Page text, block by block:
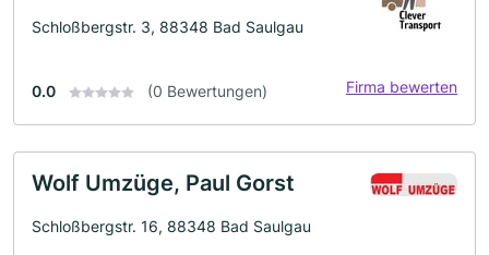
Schloßbergstr. 3, 88348 Bad Saulgau
0.0 (0 Bewertungen) Firma bewerten
Wolf Umzüge, Paul Gorst
Schloßbergstr. 16, 88348 Bad Saulgau